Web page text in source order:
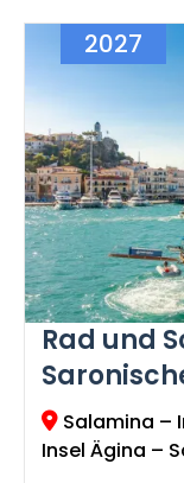
2027
Rad und
Salamina –
Insel Ägina –